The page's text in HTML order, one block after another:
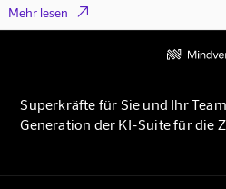
Mindverse Support
Mehr lesen 
Superkräfte für Sie und Ihr
Generation der KI-Suite für die